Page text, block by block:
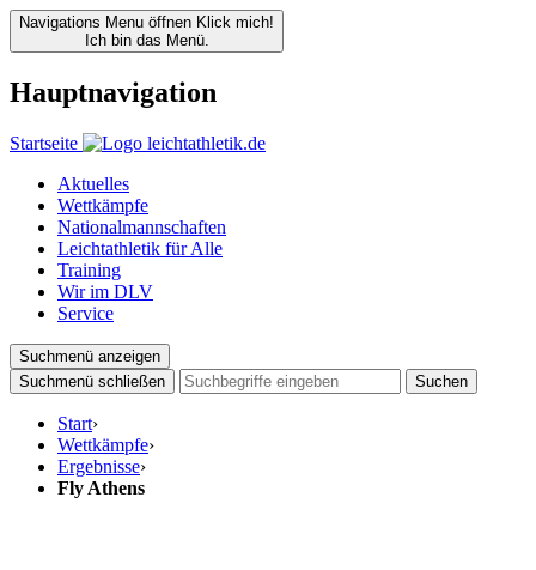
Navigations Menu öffnen Klick mich!
Ich bin das Menü.
Hauptnavigation
Startseite
Aktuelles
Wettkämpfe
Nationalmannschaften
Leichtathletik für Alle
Training
Wir im DLV
Service
Suchmenü anzeigen
Suchmenü schließen
Suchen
Start›
Wettkämpfe›
Ergebnisse›
Fly Athens